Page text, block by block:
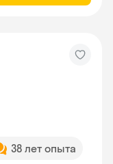
38 лет опыта